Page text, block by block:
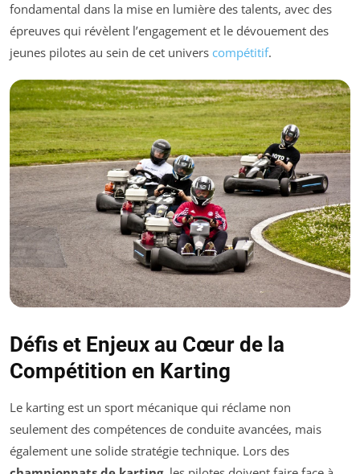
fondamental dans la mise en lumière des talents, avec des
épreuves qui révèlent l’engagement et le dévouement des
jeunes pilotes au sein de cet univers compétitif.
Défis et Enjeux au Cœur de la
Compétition en Karting
Le karting est un sport mécanique qui réclame non
seulement des compétences de conduite avancées, mais
également une solide stratégie technique. Lors des